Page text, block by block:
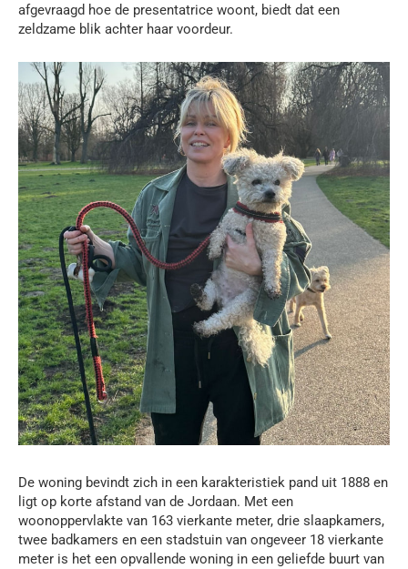
afgevraagd hoe de presentatrice woont, biedt dat een
zeldzame blik achter haar voordeur.
De woning bevindt zich in een karakteristiek pand uit 1888 en
ligt op korte afstand van de Jordaan. Met een
woonoppervlakte van 163 vierkante meter, drie slaapkamers,
twee badkamers en een stadstuin van ongeveer 18 vierkante
meter is het een opvallende woning in een geliefde buurt van